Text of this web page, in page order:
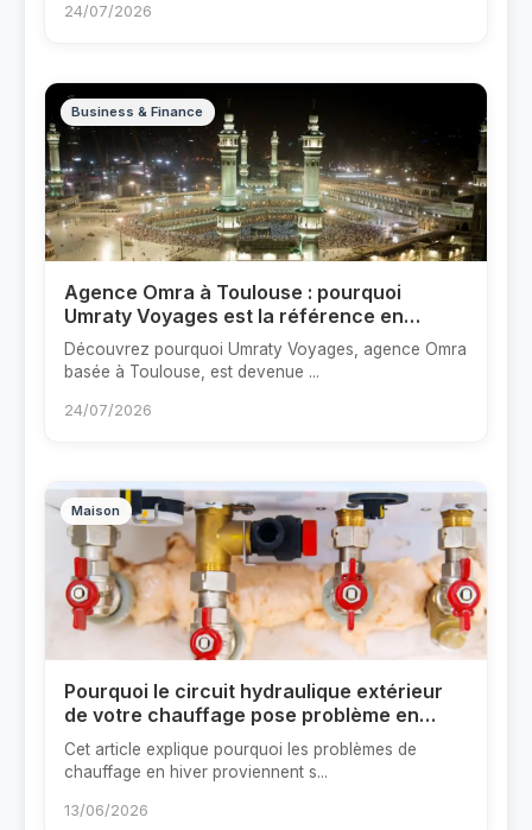
24/07/2026
Business & Finance
Agence Omra à Toulouse : pourquoi
Umraty Voyages est la référence en
France
Découvrez pourquoi Umraty Voyages, agence Omra
basée à Toulouse, est devenue ...
24/07/2026
Maison
Pourquoi le circuit hydraulique extérieur
de votre chauffage pose problème en
hiver ?
Cet article explique pourquoi les problèmes de
chauffage en hiver proviennent s...
13/06/2026